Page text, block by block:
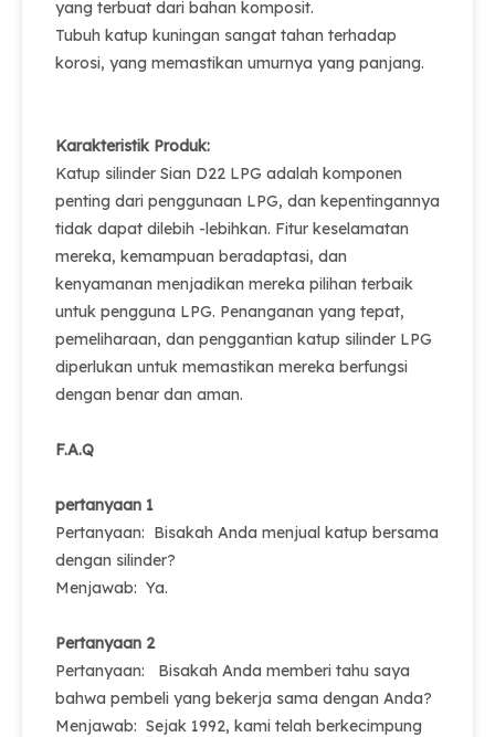
yang terbuat dari bahan komposit.
Tubuh katup kuningan sangat tahan terhadap
korosi, yang memastikan umurnya yang panjang.
Karakteristik Produk:
Katup silinder Sian D22 LPG adalah komponen
penting dari penggunaan LPG, dan kepentingannya
tidak dapat dilebih -lebihkan. Fitur keselamatan
mereka, kemampuan beradaptasi, dan
kenyamanan menjadikan mereka pilihan terbaik
untuk pengguna LPG. Penanganan yang tepat,
pemeliharaan, dan penggantian katup silinder LPG
diperlukan untuk memastikan mereka berfungsi
dengan benar dan aman.
F.A.Q
pertanyaan 1
Pertanyaan: Bisakah Anda menjual katup bersama
dengan silinder?
Menjawab: Ya.
Pertanyaan 2
Pertanyaan: Bisakah Anda memberi tahu saya
bahwa pembeli yang bekerja sama dengan Anda?
Menjawab: Sejak 1992, kami telah berkecimpung